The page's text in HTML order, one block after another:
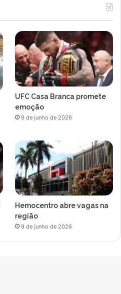
UFC Casa Branca promete
emoção
9 de junho de 2026
Hemocentro abre vagas na
região
9 de junho de 2026